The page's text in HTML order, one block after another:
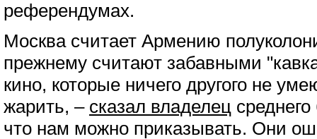
референдумах.
Москва считает Армению
прежнему считают забавными
кино, которые ничего другого не
жарить, – сказал владелец
что нам можно приказывать. Они